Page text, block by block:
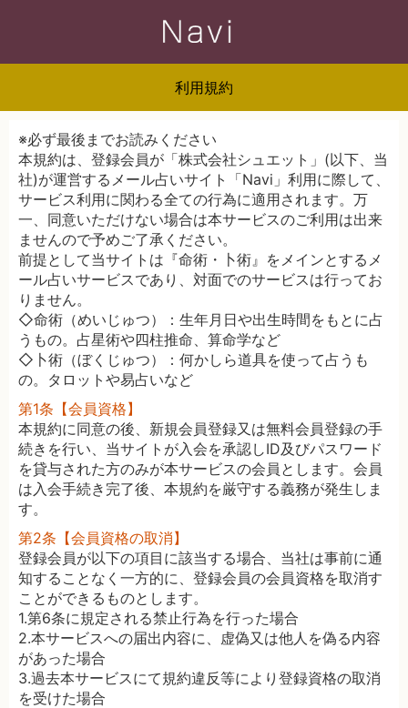
利用規約
※必ず最後までお読みください
本規約は、登録会員が「株式会社シュエット」(以下、当
社)が運営するメール占いサイト「Navi」利用に際して、
サービス利用に関わる全ての行為に適用されます。万
一、同意いただけない場合は本サービスのご利用は出来
ませんので予めご了承ください。
前提として当サイトは『命術・卜術』をメインとするメ
ール占いサービスであり、対面でのサービスは行ってお
りません。
◇命術（めいじゅつ）：生年月日や出生時間をもとに占
うもの。占星術や四柱推命、算命学など
◇卜術（ぼくじゅつ）：何かしら道具を使って占うも
の。タロットや易占いなど
第1条【会員資格】
本規約に同意の後、新規会員登録又は無料会員登録の手
続きを行い、当サイトが入会を承認しID及びパスワード
を貸与された方のみが本サービスの会員とします。会員
は入会手続き完了後、本規約を厳守する義務が発生しま
す。
第2条【会員資格の取消】
登録会員が以下の項目に該当する場合、当社は事前に通
知することなく一方的に、登録会員の会員資格を取消す
ことができるものとします。
1.第6条に規定される禁止行為を行った場合
2.本サービスへの届出内容に、虚偽又は他人を偽る内容
があった場合
3.過去本サービスにて規約違反等により登録資格の取消
を受けた場合